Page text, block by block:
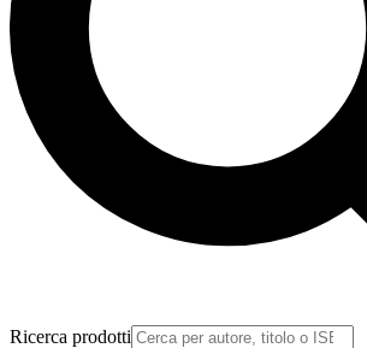
Ricerca prodotti